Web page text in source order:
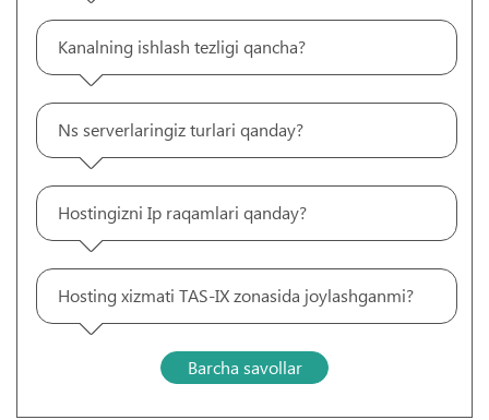
Kanalning ishlash tezligi qancha?
Ns serverlaringiz turlari qanday?
Hostingizni Ip raqamlari qanday?
Hosting xizmati TAS-IX zonasida joylashganmi?
Barcha savollar